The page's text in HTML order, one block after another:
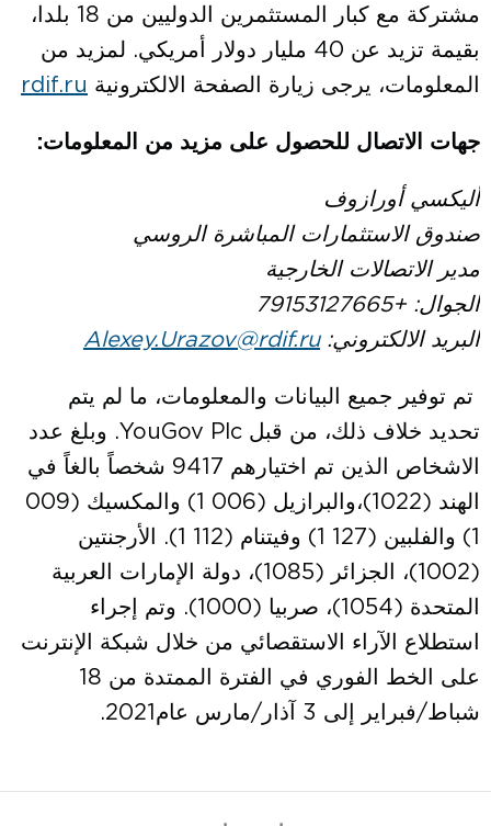
مشتركة مع كبار المستثمرين الدوليين من 18 بلدا،
بقيمة تزيد عن 40 مليار دولار أمريكي. لمزيد من
المعلومات، يرجى زيارة الصفحة الالكترونية rdif.ru
جهات الاتصال للحصول على مزيد من المعلومات:
أليكسي أورازوف
صندوق الاستثمارات المباشرة الروسي
مدير الاتصالات الخارجية
الجوال: +79153127665
البريد الالكتروني:Alexey.Urazov@rdif.ru
تم توفير جميع البيانات والمعلومات، ما لم يتم
تحديد خلاف ذلك، من قبل YouGov Plc. وبلغ عدد
الاشخاص الذين تم اختيارهم 9417 شخصاً بالغاً في
الهند (1022)،والبرازيل (006 1) والمكسيك (009
1) والفلبين (127 1) وفيتنام (112 1). الأرجنتين
(1002)، الجزائر (1085)، دولة الإمارات العربية
المتحدة (1054)، صربيا (1000). وتم إجراء
استطلاع الآراء الاستقصائي من خلال شبكة الإنترنت
على الخط الفوري في الفترة الممتدة من 18
شباط/فبراير إلى 3 آذار/مارس عام2021.